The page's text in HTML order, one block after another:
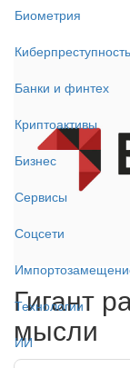
Биометрия
Киберпреступность
Банки и финтех
Криптоактивы
Бизнес
Сервисы
Соцсети
Технологии
ИИ
Гигант
мысли